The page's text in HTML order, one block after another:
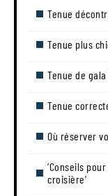
Tenue
Tenue plus
Tenue de
Tenue
Où réserver
‘Conseils
croisière’